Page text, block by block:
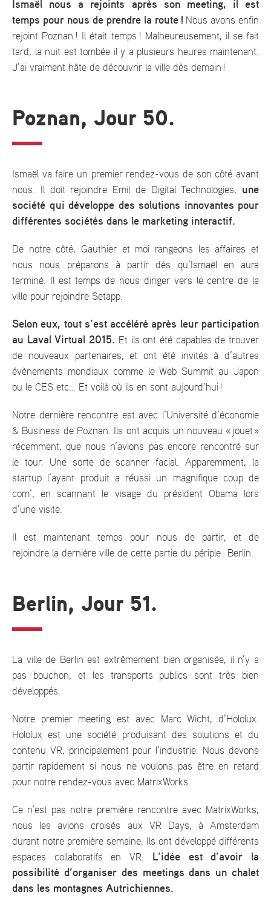
Ismaël nous a rejoints après son meeting, il est
temps pour nous de prendre la route ! Nous avons enfin
rejoint Poznan ! Il était temps ! Malheureusement, il se fait
tard, la nuit est tombée il y a plusieurs heures maintenant.
J’ai vraiment hâte de découvrir la ville dès demain !
Poznan, Jour 50.
Ismaël va faire un premier rendez-vous de son côté avant
nous. Il doit rejoindre Emil de Digital Technologies, une
société qui développe des solutions innovantes pour
différentes sociétés dans le marketing interactif.
De notre côté, Gauthier et moi rangeons les affaires et
nous nous préparons à partir dès qu’Ismaël en aura
terminé. Il est temps de nous diriger vers le centre de la
ville pour rejoindre Setapp.
Selon eux, tout s’est accéléré après leur participation
au Laval Virtual 2015. Et ils ont été capables de trouver
de nouveaux partenaires, et ont été invités à d’autres
évènements mondiaux comme le Web Summit au Japon
ou le CES etc… Et voilà où ils en sont aujourd’hui !
Notre dernière rencontre est avec l’Université d’économie
& Business de Poznan. Ils ont acquis un nouveau « jouet »
récemment, que nous n’avions pas encore rencontré sur
le tour. Une sorte de scanner facial. Apparemment, la
startup l’ayant produit a réussi un magnifique coup de
com’, en scannant le visage du président Obama lors
d’une visite.
Il est maintenant temps pour nous de partir, et de
rejoindre la dernière ville de cette partie du périple : Berlin.
Berlin, Jour 51.
La ville de Berlin est extrêmement bien organisée, il n’y a
pas bouchon, et les transports publics sont très bien
développés.
Notre premier meeting est avec Marc Wicht, d’Hololux.
Hololux est une société produisant des solutions et du
contenu VR, principalement pour l’industrie. Nous devons
partir rapidement si nous ne voulons pas être en retard
pour notre rendez-vous avec MatrixWorks.
Ce n’est pas notre première rencontre avec MatrixWorks,
nous les avions croisés aux VR Days, à Amsterdam
durant notre première semaine. Ils ont développé différents
espaces collaboratifs en VR.
L’idée est d’avoir la
possibilité d’organiser des meetings dans un chalet
dans les montagnes Autrichiennes.